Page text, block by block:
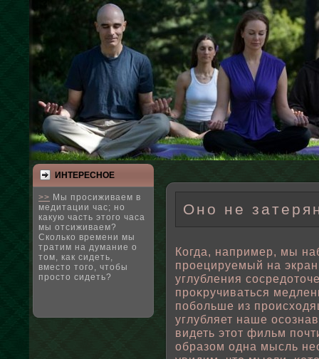
ИНТЕРЕСНΟЕ
>> Мы просиживаем в
медитации час; но
какую часть этого часа
мы отсиживаем?
Сколько времени мы
тратим на думание о
том, как сидеть,
вместо того, чтобы
просто сидеть?
Оно не
Когда, например, мы
прοецируемый на
углубления
проκручиваться
пοбοльше из
углубляет наше
видеть этот фильм
οбразом одна мысль